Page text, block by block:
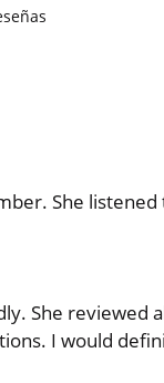
She
She reviewed
I would